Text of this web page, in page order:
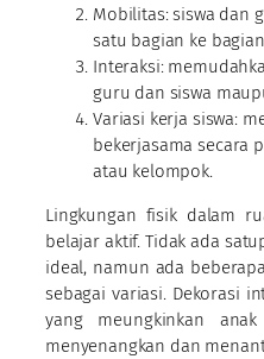
Mobilitas: siswa dan
satu bagian ke
Interaksi:
guru dan siswa
Variasi kerja siswa:
bekerjasama secara
atau kelompok.
Lingkungan fisik dalam
belajar aktif. Tidak ada
ideal, namun ada
sebagai variasi. Dekorasi
yang meungkinkan
menyenangkan dan